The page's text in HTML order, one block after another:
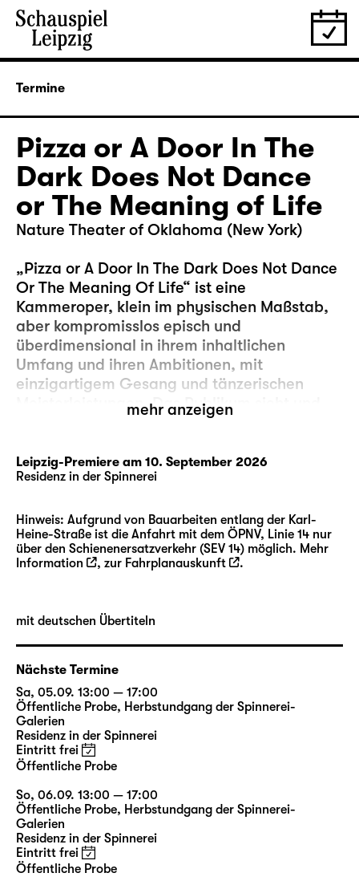
Termine
Pizza or A Door In The
Dark Does Not Dance
or The Meaning of Life
Nature Theater of Oklahoma (New York)
„Pizza or A Door In The Dark Does Not Dance
Or The Meaning Of Life“ ist eine
Kammeroper, klein im physischen Maßstab,
aber kompromisslos episch und
überdimensional in ihrem inhaltlichen
Umfang und ihren Ambitionen, mit
einzigartigem Gesang und tänzerischen
Meisterleistungen. Das Publikum sieht und
hört, im Grunde genommen kauft es zwei
sogar mehr! — zum Preis von einer, eine
Tatsache, die in diesen wirtschaftlich
Der erste Akt spielt auf einer Pizza-Party, die
harmlos beginnt, aber als eine Person
offenbart, dass sie an einer mysteriösen
verschwindet, wird ihr vermuteter Tod zu
möglicherweise toter) Wesen, die noch
Rechnungen zu begleichen und Fragen zu
klären haben.
Die Pizza wird von der örtlichen Pizzeria
geliefert und alle bekommen ein leckeres
Stück — vielleicht sogar eine geheime
Botschaft oder einen hilfreichen Tipp fürs
Leben vom Lieferanten. Aber ist er auch tot?
Oder nur einer der vielen Geister, die das
vorübergehend offene und unbewachte Tor
mehr anzeigen
Leipzig-Premiere am 10. September 2026
Residenz in der Spinnerei
Hinweis: Aufgrund von Bauarbeiten entlang der Karl-
Heine-Straße ist die Anfahrt mit dem ÖPNV, Linie 14 nur
über den Schienenersatzverkehr (SEV 14) möglich. Mehr
Information
, zur Fahrplanauskunft .
mit deutschen Übertiteln
Nächste Termine
Sa, 05.09. 13:00 — 17:00
Öffentliche Probe, Herbstundgang der Spinnerei-
Galerien
Residenz in der Spinnerei
Eintritt frei
Öffentliche Probe
So, 06.09. 13:00 — 17:00
Öffentliche Probe, Herbstundgang der Spinnerei-
Galerien
Residenz in der Spinnerei
Eintritt frei
Öffentliche Probe